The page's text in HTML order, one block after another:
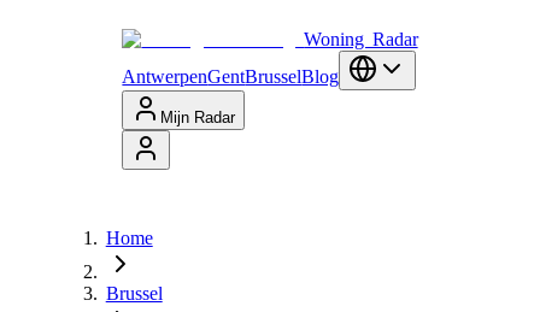
Woning Radar
AntwerpenGentBrusselBlog
Mijn Radar
Home
Brussel